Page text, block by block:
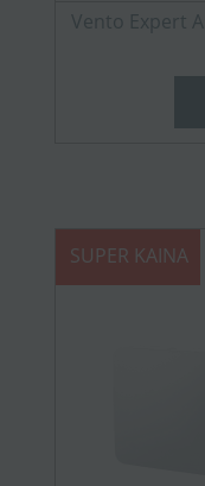
Vento Expert
SUPER KAINA